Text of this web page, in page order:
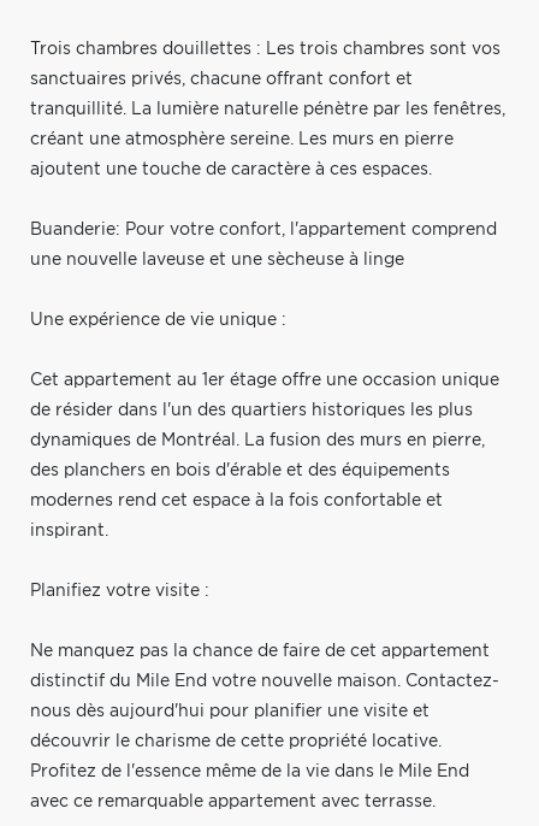
Trois chambres douillettes : Les trois chambres sont vos
sanctuaires privés, chacune offrant confort et
tranquillité. La lumière naturelle pénètre par les fenêtres,
créant une atmosphère sereine. Les murs en pierre
ajoutent une touche de caractère à ces espaces.
Buanderie: Pour votre confort, l'appartement comprend
une nouvelle laveuse et une sècheuse à linge
Une expérience de vie unique :
Cet appartement au 1er étage offre une occasion unique
de résider dans l'un des quartiers historiques les plus
dynamiques de Montréal. La fusion des murs en pierre,
des planchers en bois d'érable et des équipements
modernes rend cet espace à la fois confortable et
inspirant.
Planifiez votre visite :
Ne manquez pas la chance de faire de cet appartement
distinctif du Mile End votre nouvelle maison. Contactez-
nous dès aujourd'hui pour planifier une visite et
découvrir le charisme de cette propriété locative.
Profitez de l'essence même de la vie dans le Mile End
avec ce remarquable appartement avec terrasse.